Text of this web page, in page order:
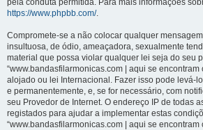
pela conduta permitida. Para mais informações
https://www.phpbb.com/.
Compromete-se a não colocar qualquer
insultuosa, de ódio, ameaçadora, sexualmente
material que possa violar qualquer lei seja do seu
“www.bandasfilarmonicas.com | aqui se encontram
alojado ou lei Internacional. Fazer isso pode levá-
e permanentemente, e, se for necessário, com
seu Provedor de Internet. O endereço IP de todas
registados para ajudar a implementar estas
“www.bandasfilarmonicas.com | aqui se encontram